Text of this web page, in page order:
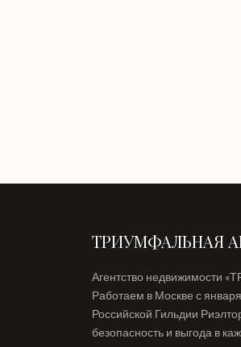
ТРИУМФАЛЬНАЯ
Агентство недвижимости
Работаем в Москве с
Российской Гильдии
безопасность и выгода в